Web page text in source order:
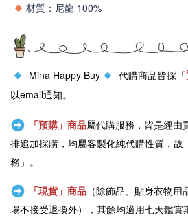
材質 ： 尼龍 100%
Mina Happy Buy 代購商品皆採「
以email通知。
「預購」商品屬代購服務，皆是經由
排追加採購，均屬客製化純代購性質，故
務」。
「現貨」商品（除飾品、貼身衣物用
場不接受退換外），其餘均適用七天鑑賞